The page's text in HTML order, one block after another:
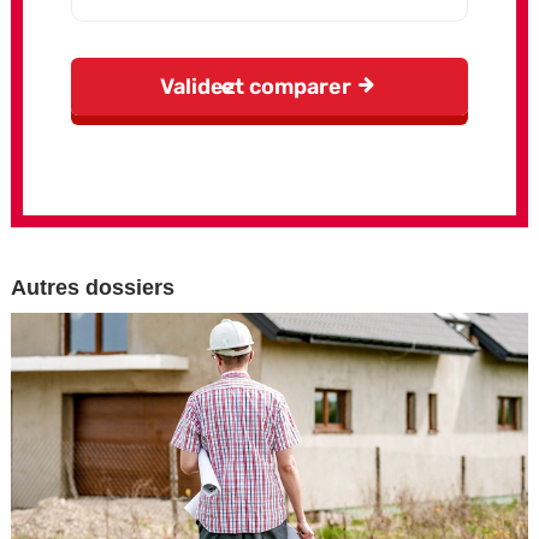
Autres dossiers